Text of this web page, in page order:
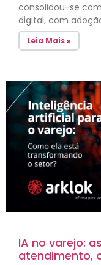
consolidou-se
digital, com
Leia Mais »
IA no varejo:
atendimento,